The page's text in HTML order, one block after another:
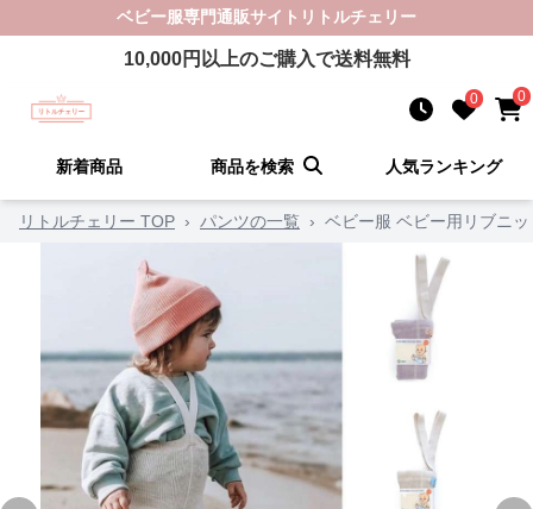
ベビー服専門通販サイト リトルチェリー
10,000円以上のご購入で送料無料
0 0
新着商品 商品を検索 人気ランキング
リトルチェリー TOP › パンツの一覧 › ベビー服 ベビー用リブニ